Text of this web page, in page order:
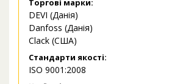
Торгові марки:
DEVI (Данія)
Danfoss (Данія)
Сlack (США)
Стандарти якості:
ISO 9001:2008